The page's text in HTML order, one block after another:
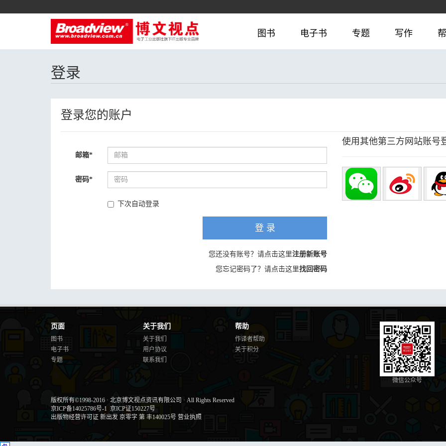
图书 电子书 专题 写作
登录
登录您的账户
邮箱*
密码*
下次自动登录
登 录
您还没有账号？请点击这里注册新账号
您忘记密码了？请点击这里找回密码
使用其他第三方网站账号
页面
图书
电子书
专题
关于我们
关于我们
用户协议
联系我们
帮助
作译者帮助
关于积分
微信公众号
版权所有©1998-2016 · 北京博文视点资讯有限公司 · All Rights Reserved
京ICP备14025786号-1 京ICP证150227号
出版物经营许可证 新出发 京零字 第 丰140025号 营业执照